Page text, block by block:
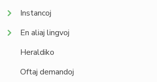
Instancoj
En aliaj lingvoj
Heraldiko
Oftaj demandoj